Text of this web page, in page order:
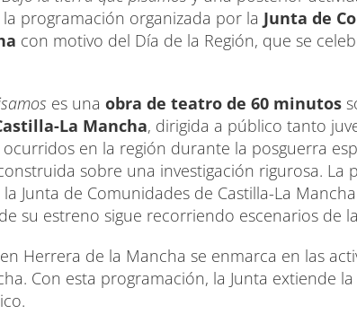
programación organizada por la Junta de
con motivo del Día de la Región, que se
es una obra de teatro de 60 minutos
La Mancha, dirigida a público tanto
en la región durante la posguerra
sobre una investigación rigurosa. La
Junta de Comunidades de Castilla-La
su estreno sigue recorriendo escenarios de
Herrera de la Mancha se enmarca en las
Con esta programación, la Junta extiende